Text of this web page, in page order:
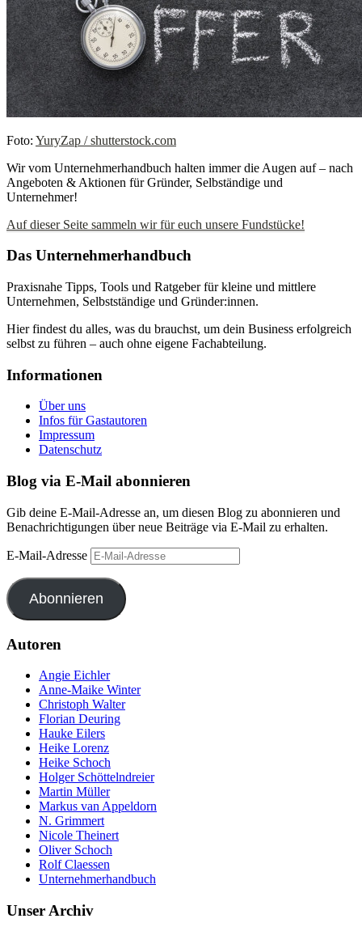
Foto: YuryZap / shutterstock.com
Wir vom Unternehmerhandbuch halten immer die Augen auf – nach
Angeboten & Aktionen für Gründer, Selbständige und
Unternehmer!
Auf dieser Seite sammeln wir für euch unsere Fundstücke!
Das Unternehmerhandbuch
Praxisnahe Tipps, Tools und Ratgeber für kleine und mittlere
Unternehmen, Selbstständige und Gründer:innen.
Hier findest du alles, was du brauchst, um dein Business erfolgreich
selbst zu führen – auch ohne eigene Fachabteilung.
Informationen
Über uns
Infos für Gastautoren
Impressum
Datenschutz
Blog via E-Mail abonnieren
Gib deine E-Mail-Adresse an, um diesen Blog zu abonnieren und
Benachrichtigungen über neue Beiträge via E-Mail zu erhalten.
E-Mail-Adresse
Abonnieren
Autoren
Angie Eichler
Anne-Maike Winter
Christoph Walter
Florian Deuring
Hauke Eilers
Heike Lorenz
Heike Schoch
Holger Schöttelndreier
Martin Müller
Markus van Appeldorn
N. Grimmert
Nicole Theinert
Oliver Schoch
Rolf Claessen
Unternehmerhandbuch
Unser Archiv